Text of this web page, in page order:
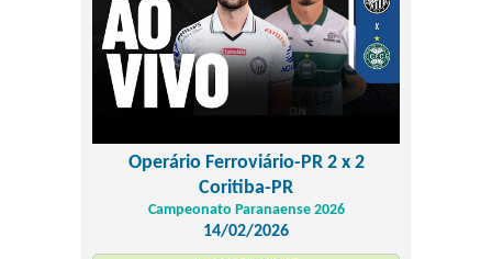
Operário Ferroviário-PR 2 x 2
Coritiba-PR
Campeonato Paranaense 2026
14/02/2026